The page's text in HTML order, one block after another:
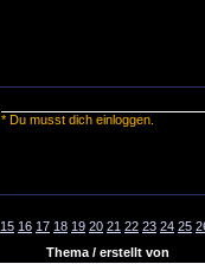
* Du musst dich einloggen.
15 16 17 18 19 20 21 22 23 24 25
Thema / erstellt von